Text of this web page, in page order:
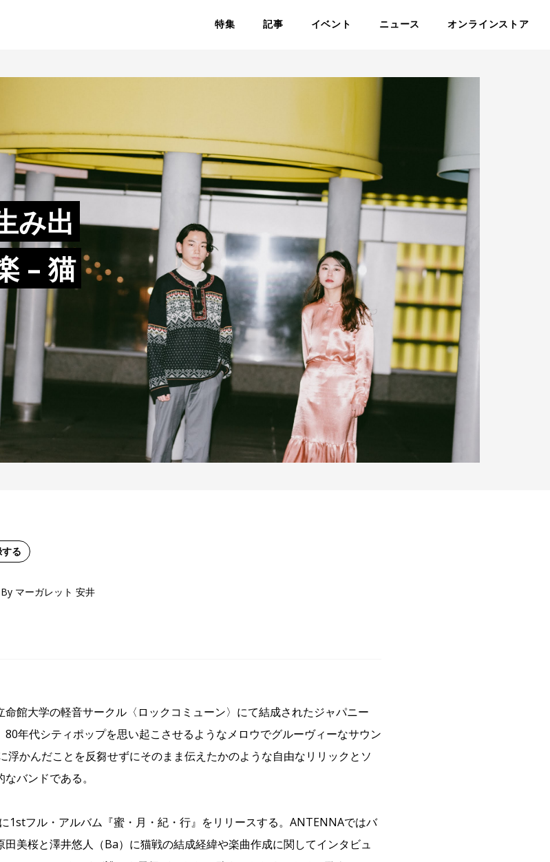
特集 記事 イベント ニュース オンラインストア
み出
– 猫
る
マーガレット 安井
命館大学の軽音サークル〈ロックコミューン〉にて結成されたジャパニー
80年代シティポップを思い起こさせるようなメロウでグルーヴィーなサウン
浮かんだことを反芻せずにそのまま伝えたかのような自由なリリックとソ
バンドである。
1stフル・アルバム『蜜・月・紀・行』をリリースする。ANTENNAではバ
田美桜と澤井悠人（Ba）に猫戦の結成経緯や楽曲作成に関してインタビュ